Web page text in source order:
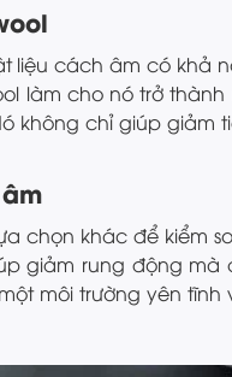
liệu cách âm có khả
làm cho nó trở
không chỉ giúp giảm
chọn khác để kiểm
giảm rung động
môi trường yên tĩnh